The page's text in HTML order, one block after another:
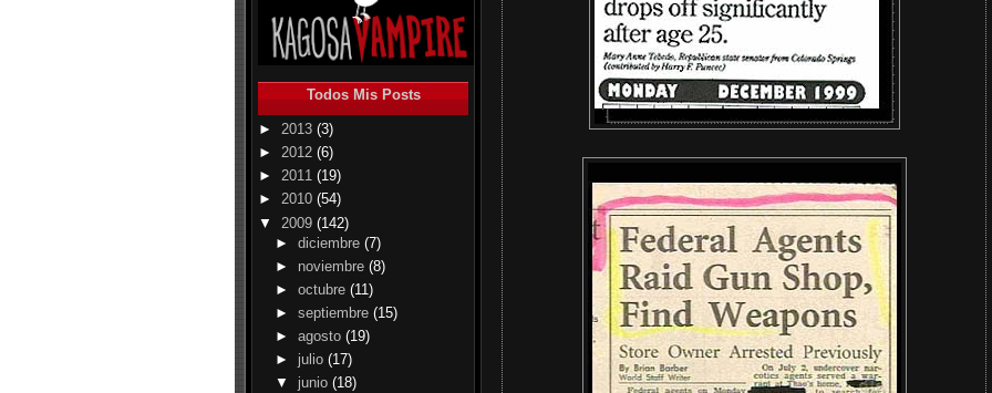
Todos Mis Posts
► 2013 (3)
► 2012 (6)
► 2011 (19)
► 2010 (54)
▼ 2009 (142)
►diciembre(7)
► noviembre(8)
►octubre(11)
►septiembre(15)
►agosto(19)
► julio(17)
▼ junio(18)